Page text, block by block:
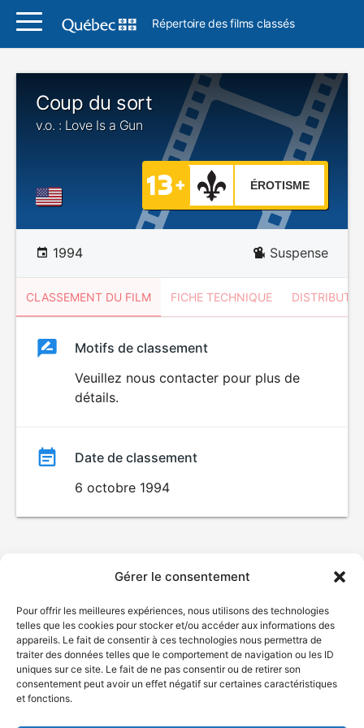
Gérer le consentement
Pour offrir les meilleures expériences, nous utilisons des technologies
telles que les cookies pour stocker et/ou accéder aux informations des
appareils. Le fait de consentir à ces technologies nous permettra de
traiter des données telles que le comportement de navigation ou les ID
uniques sur ce site. Le fait de ne pas consentir ou de retirer son
consentement peut avoir un effet négatif sur certaines caractéristiques
et fonctions.
Répertoire des films classés
Coup du sort
v.o. : Love Is a Gun
ÉROTISME
1994 Suspense
CLASSEMENT DU FILM FICHE TECHNIQUE
ClassementClassement
Motifs de classement
Veuillez nous contacter pour plus de
détails.
Date de classement
6 octobre 1994